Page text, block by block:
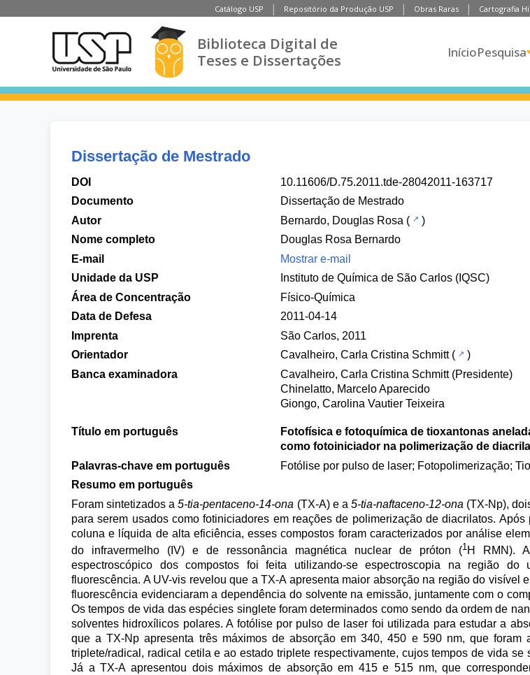
Catálogo USP Repositório da Produção USP Obras Raras Cartografia
Biblioteca Digital de
Teses e Dissertações
InícioPesquisa
Dissertação de Mestrado
DOI
10.11606/D.75.2011.tde-28042011-163717
Documento
Dissertação de Mestrado
Autor
Bernardo, Douglas Rosa (
)
Nome completo
Douglas Rosa Bernardo
E-mail
Mostrar e-mail
Unidade da USP
Instituto de Química de São Carlos (IQSC)
Área de Concentração
Físico-Química
Data de Defesa
2011-04-14
Imprenta
São Carlos, 2011
Orientador
Cavalheiro, Carla Cristina Schmitt(
)
Banca examinadora
Cavalheiro, Carla Cristina Schmitt (Presidente)
Chinelatto, Marcelo Aparecido
Giongo, Carolina Vautier Teixeira
Título em português
Fotofísica e fotoquímica de tioxantonas
como fotoiniciador na polimerização de
Palavras-chave em português
Fotólise por pulso de laser; Fotopolimerização;
Resumo em português
Foram sintetizados a5-tia-pentaceno-14-ona (TX-A) e a5-tia-naftaceno-12-ona (TX-Np),
para serem usados como fotiniciadores em reações de polimerização de diacrilatos.
coluna e líquida de alta eficiência, esses compostos foram caracterizados por análise
do infravermelho (IV) e de ressonância magnética nuclear de próton (1 H RMN).
espectroscópico dos compostos foi feita utilizando-se espectroscopia na região
fluorescência. A UV-vis revelou que a TX-A apresenta maior absorção na região do visível
fluorescência evidenciaram a dependência do solvente na emissão, juntamente com o
Os tempos de vida das espécies singlete foram determinados como sendo da ordem de
solventes hidroxílicos polares. A fotólise por pulso de laser foi utilizada para estudar a
que a TX-Np apresenta três máximos de absorção em 340, 450 e 590 nm, que foram
triplete/radical, radical cetila e ao estado triplete respectivamente, cujos tempos de vida se
Já a TX-A apresentou dois máximos de absorção em 415 e 515 nm, que